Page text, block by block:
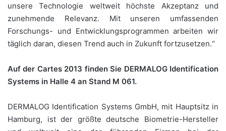
unsere Technologie weltweit höchste Akzeptanz und
zunehmende Relevanz. Mit unseren umfassenden
Forschungs- und Entwicklungsprogrammen arbeiten wir
täglich daran, diesen Trend auch in Zukunft fortzusetzen.“
Auf der Cartes 2013 finden Sie DERMALOG Identification
Systems in Halle 4 an Stand M 061.
DERMALOG Identification Systems GmbH, mit Hauptsitz in
Hamburg, ist der größte deutsche Biometrie-Hersteller